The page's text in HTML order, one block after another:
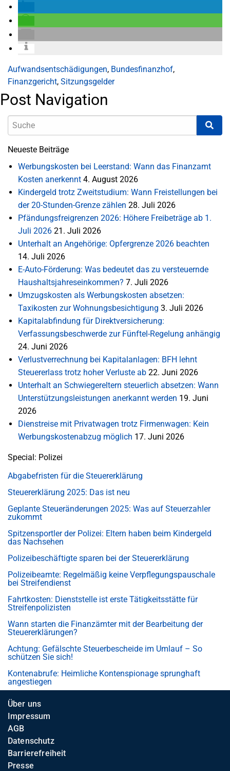
Aufwandsentschädigungen, Bundesfinanzhof,
Finanzgericht, Sitzungsgelder
Post Navigation
Neueste Beiträge
Werbungskosten bei Leerstand: Wann das Finanzamt
Kosten anerkennt 4. August 2026
Kindergeld trotz Zweitstudium: Wann Freistellungen bei
der 20-Stunden-Grenze zählen 28. Juli 2026
Pfändungsfreigrenzen 2026: Höhere Freibeträge ab 1.
Juli 2026 21. Juli 2026
Unterhalt an Angehörige: Opfergrenze 2026 beachten
14. Juli 2026
E-Auto-Förderung: Was bedeutet das zu versteuernde
Haushaltsjahreseinkommen? 7. Juli 2026
Umzugskosten als Werbungskosten absetzen:
Taxikosten zur Wohnungsbesichtigung 3. Juli 2026
Kapitalabfindung für Direktversicherung:
Verfassungsbeschwerde zur Fünftel-Regelung anhängig
24. Juni 2026
Verlustverrechnung bei Kapitalanlagen: BFH lehnt
Steuererlass trotz hoher Verluste ab 22. Juni 2026
Unterhalt an Schwiegereltern steuerlich absetzen: Wann
Unterstützungsleistungen anerkannt werden 19. Juni
2026
Dienstreise mit Privatwagen trotz Firmenwagen: Kein
Werbungskostenabzug möglich 17. Juni 2026
Special: Polizei
Abgabefristen für die Steuererklärung
Steuererklärung 2025: Das ist neu
Geplante Steueränderungen 2025: Was auf Steuerzahler
zukommt
Spitzensportler der Polizei: Eltern haben beim Kindergeld
das Nachsehen
Polizeibeschäftigte sparen bei der Steuererklärung
Polizeibeamte: Regelmäßig keine Verpflegungspauschale
bei Streifendienst
Fahrtkosten: Dienststelle ist erste Tätigkeitsstätte für
Streifenpolizisten
Wann starten die Finanzämter mit der Bearbeitung der
Steuererklärungen?
Achtung: Gefälschte Steuerbescheide im Umlauf – So
schützen Sie sich!
Kontenabrufe: Heimliche Kontenspionage sprunghaft
angestiegen
Über uns
Impressum
AGB
Datenschutz
Barrierefreiheit
Presse